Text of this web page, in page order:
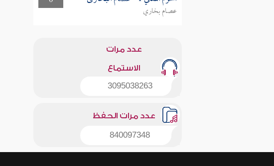
عصام بخاري
عدد مرات
الاستماع
3095038263
عدد مرات الحفظ
840097348